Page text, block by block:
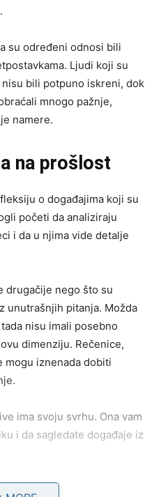
su određeni odnosi bili
Ljudi koji su
bili potpuno iskreni, dok
mnogo pažnje,
namere.
na prošlost
o događajima koji su
početi da analiziraju
i da u njima vide detalje
drugačije nego što su
unutrašnjih pitanja. Možda
nisu imali posebno
dimenziju. Rečenice,
mogu iznenada dobiti
ima svoju svrhu. Ona vam
i da sagledate događaje iz